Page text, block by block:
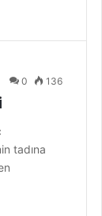
0 136
tadına